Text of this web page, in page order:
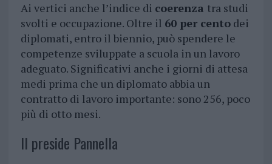
Ai vertici anche l’indice di coerenza tra studi
svolti e occupazione. Oltre il 60 per centodei
diplomati, entro il biennio, può spendere le
competenze sviluppate a scuola in un lavoro
adeguato. Significativi anche i giorni di attesa
medi prima che un diplomato abbia un
contratto di lavoro importante: sono 256, poco
più di otto mesi.
Il preside Pannella